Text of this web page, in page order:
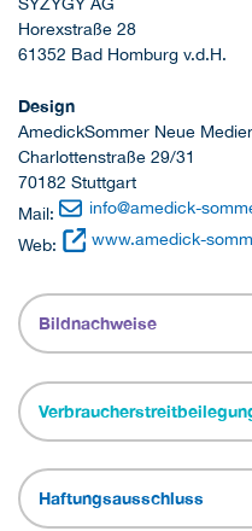
Horexstraße 28
61352 Bad Homburg v.d.H.
Design
AmedickSommer Neue
Charlottenstraße 29/31
70182 Stuttgart
Mail:
info@amedick-
Web:
www.amedick-
Bildnachweise
Haftungsausschluss